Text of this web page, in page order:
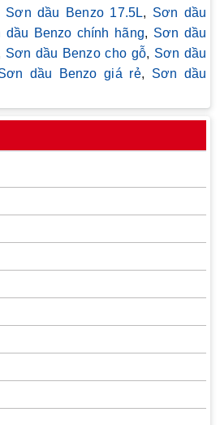
Sơn dầu Benzo 17.5L, Sơn dầu
dầu Benzo chính hãng, Sơn dầu
Sơn dầu Benzo cho gỗ, Sơn dầu
dầu Benzo giá rẻ, Sơn dầu